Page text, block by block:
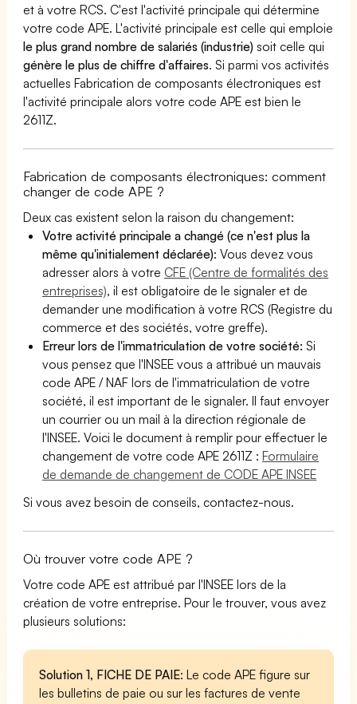
et à votre RCS. C'est l'activité principale qui détermine
votre code APE. L'activité principale est celle qui emploie
le plus grand nombre de salariés (industrie) soit celle qui
génère le plus de chiffre d'affaires. Si parmi vos activités
actuelles Fabrication de composants électroniques est
l'activité principale alors votre code APE est bien le
2611Z.
Fabrication de composants électroniques: comment
changer de code APE ?
Deux cas existent selon la raison du changement:
Votre activité principale a changé (ce n'est plus la
même qu'initialement déclarée): Vous devez vous
adresser alors à votre CFE (Centre de formalités des
entreprises), il est obligatoire de le signaler et de
demander une modification à votre RCS (Registre du
commerce et des sociétés, votre greffe).
Erreur lors de l'immatriculation de votre société:Si
vous pensez que l'INSEE vous a attribué un mauvais
code APE / NAF lors de l'immatriculation de votre
société, il est important de le signaler. Il faut envoyer
un courrier ou un mail à la direction régionale de
l'INSEE. Voici le document à remplir pour effectuer le
changement de votre code APE 2611Z :Formulaire
de demande de changement de CODE APE INSEE
Si vous avez besoin de conseils, contactez-nous.
Où trouver votre code APE ?
Votre code APE est attribué par l'INSEE lors de la
création de votre entreprise. Pour le trouver, vous avez
plusieurs solutions:
Solution 1, FICHE DE PAIE: Le code APE figure sur
les bulletins de paie ou sur les factures de vente